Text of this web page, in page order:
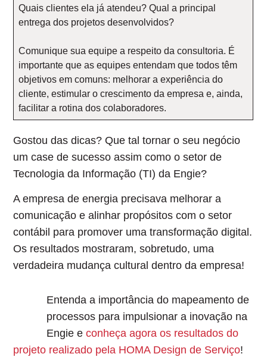
Quais clientes ela já atendeu? Qual a principal
entrega dos projetos desenvolvidos?
Comunique sua equipe a respeito da consultoria. É
importante que as equipes entendam que todos têm
objetivos em comuns: melhorar a experiência do
cliente, estimular o crescimento da empresa e, ainda,
facilitar a rotina dos colaboradores.
Gostou das dicas?Que tal tornar o seu negócio
um case de sucesso assim como o setor de
Tecnologia da Informação (TI) da Engie?
A empresa de energia precisava melhorar a
comunicação e alinhar propósitos com o setor
contábil para promover uma transformação digital.
Os resultados mostraram, sobretudo, uma
verdadeira mudança cultural dentro da empresa!
Entenda a importância do mapeamento de
processos para impulsionar a inovação na
Engie econheça agora os resultados do
projeto realizado pela HOMA Design de Serviço!